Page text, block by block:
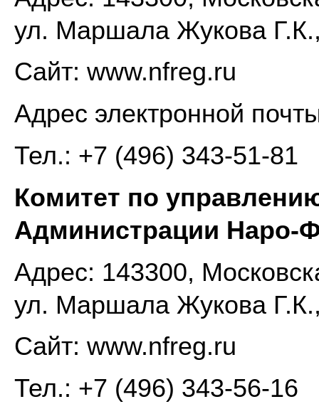
ул. Маршала Жукова
Сайт: www.nfreg.ru
Адрес электронной
Тел.: +7 (496) 343-51-81
Комитет по
Администрации Наро-
Адрес: 143300,
ул. Маршала Жукова
Сайт: www.nfreg.ru
Тел.: +7 (496) 343-56-16